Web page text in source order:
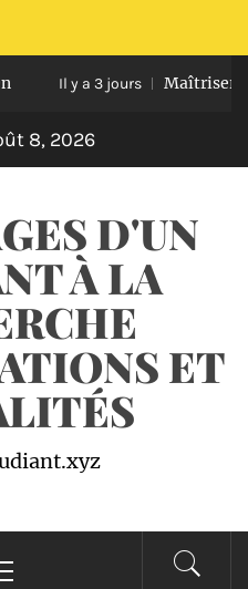
y a 3 jours Maîtriser les
8, 2026
D'UN
À LA
ET
principal